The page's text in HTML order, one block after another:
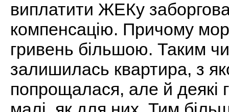
виплатити ЖЕКу
компенсацію. Причому
гривень більшою. Таким
залишилась квартира, з
попрощалася, але й деякі